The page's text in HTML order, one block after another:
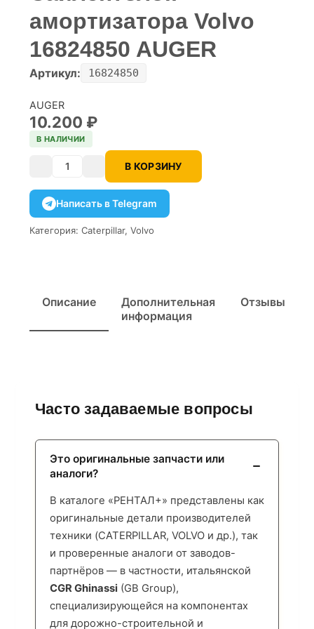
амортизатора Volvo
16824850 AUGER
Артикул: 16824850
AUGER
10.200 ₽
В НАЛИЧИИ
Количество В КОРЗИНУ
Написать в Telegram
Категория: Caterpillar, Volvo
Описание
Дополнительная
информация
Отзывы
Часто задаваемые вопросы
Это оригинальные запчасти или
аналоги?
В каталоге «РЕНТАЛ+» представлены как
оригинальные детали производителей
техники (CATERPILLAR, VOLVO и др.), так
и проверенные аналоги от заводов-
партнёров — в частности, итальянской
CGR Ghinassi (GB Group),
специализирующейся на компонентах
для дорожно-строительной и